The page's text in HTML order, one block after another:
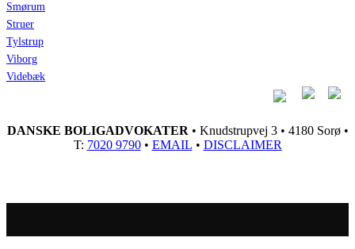
Smørum
Struer
Tylstrup
Viborg
Videbæk
DANSKE BOLIGADVOKATER • Knudstrupvej 3 • 4180 Sorø •
T: 7020 9790• EMAIL • DISCLAIMER